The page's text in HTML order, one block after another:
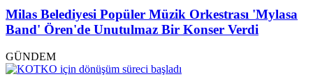
Milas Belediyesi Popüler Müzik Orkestrası 'Mylasa
Band' Ören'de Unutulmaz Bir Konser Verdi
GÜNDEM